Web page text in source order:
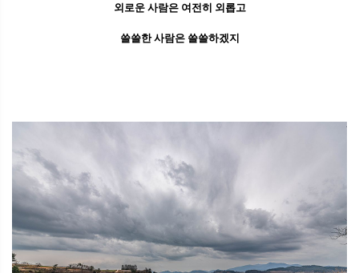
외로운 사람은 여전히 외롭고
쓸쓸한 사람은 쓸쓸하겠지